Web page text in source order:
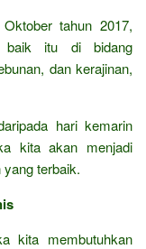
tahun 2017,
baik itu di bidang
dan kerajinan,
hari kemarin
kita akan menjadi
terbaik.
kita membutuhkan